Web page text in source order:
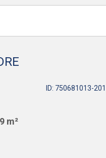
ID: 750681013-201
m²